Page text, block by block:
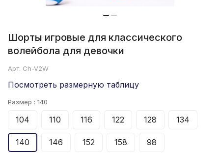
Шорты игровые для классического
волейбола для девочки
Арт. Ch-V2W
Посмотреть размерную таблицу
Размер : 140
104 110 116 122 128 134
140 146 152 158 98